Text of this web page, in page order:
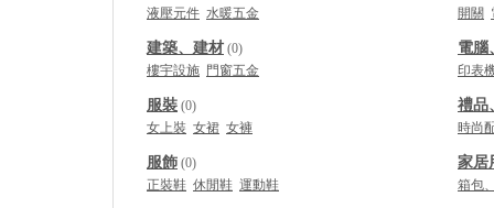
液壓元件 水暖五金 開關
建築、建材 (0)
樓宇設施 門窗五金
電腦
印表
服裝 (0)
女上裝 女裙 女褲
禮品
時尚
服飾 (0)
正裝鞋 休閒鞋 運動鞋
家居
箱包